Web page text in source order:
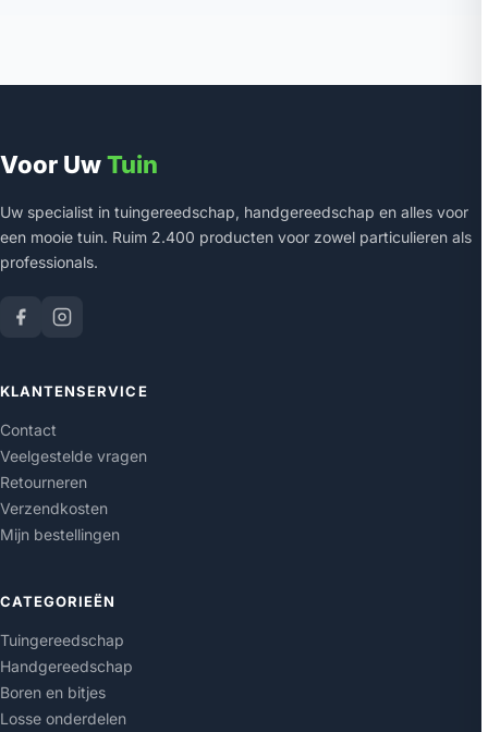
Voor UwTuin
Uw specialist in tuingereedschap, handgereedschap en alles voor
een mooie tuin. Ruim 2.400 producten voor zowel particulieren als
professionals.
KLANTENSERVICE
Contact
Veelgestelde vragen
Retourneren
Verzendkosten
Mijn bestellingen
CATEGORIEËN
Tuingereedschap
Handgereedschap
Boren en bitjes
Losse onderdelen